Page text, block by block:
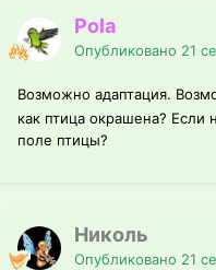
Pola
Опубликовано 21
Возможно адаптация.
как птица окрашена? Если
поле птицы?
Николь
Опубликовано 21